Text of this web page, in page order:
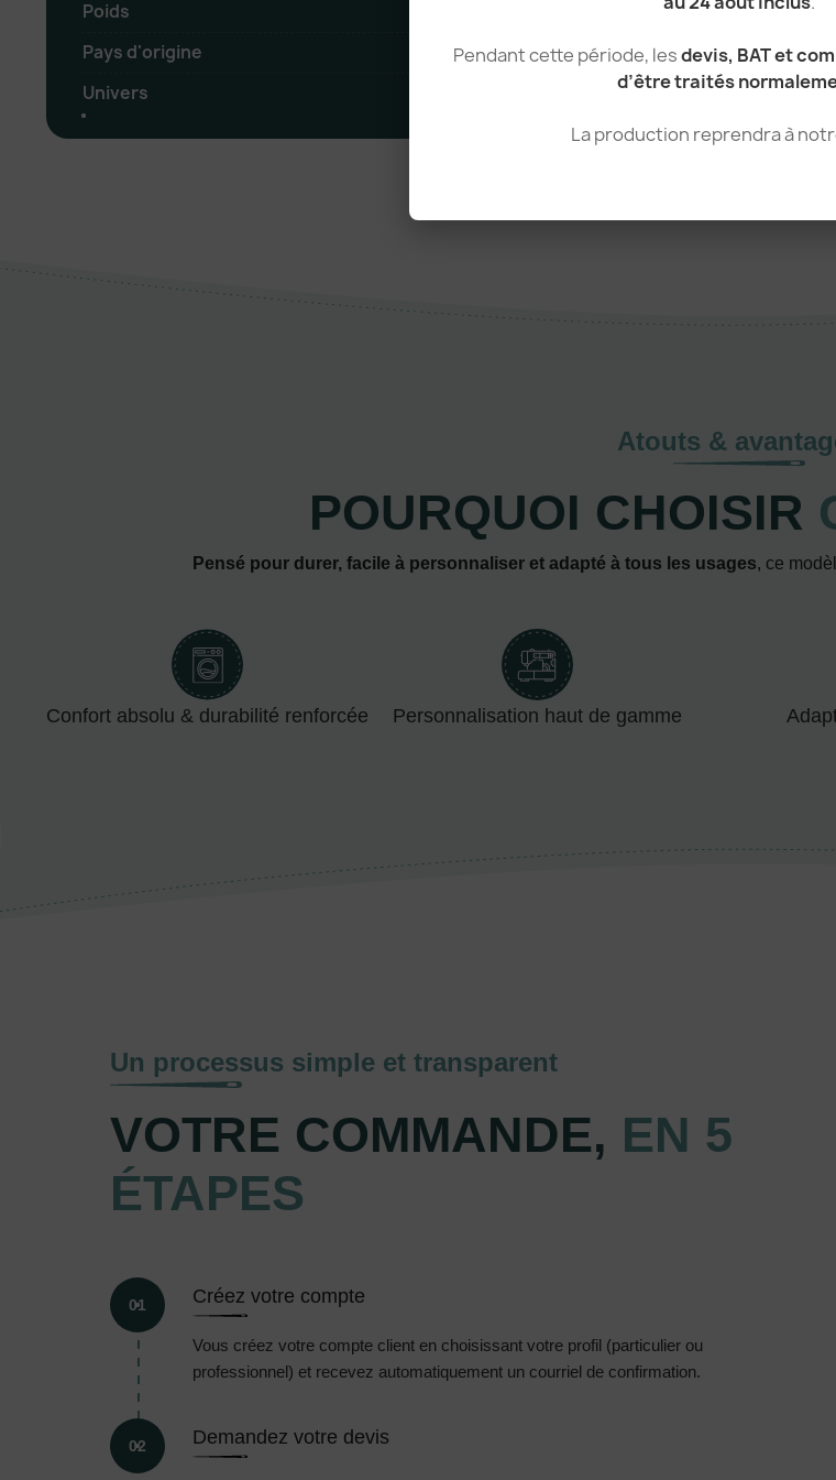
Pendant cette période, lesdevis, BAT et
d’être traités
La production reprendra à
Poids
Pays d'origine
Chine
Univers
Médias Merchandising, Mode Retail, Noël
Atouts &
POURQUOI CHOISIR
Pensé pour durer, facile à personnaliser et adapté à tous les usages, ce
Confort absolu & durabilité renforcée Personnalisation haut de gamme
Un processus simple et transparent
VOTRE COMMANDE, EN 5
ÉTAPES
01 Créez votre compte
Vous créez votre compte client en choisissant votre profil (particulier ou
professionnel) et recevez automatiquement un courriel de confirmation.
02 Demandez votre devis